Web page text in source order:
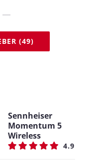
(49)
Sennheiser
Momentum 5
Wireless
4.9